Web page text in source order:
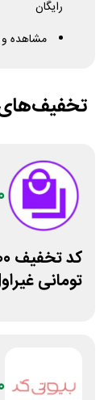
رایگان
مشاهده و
تومانی